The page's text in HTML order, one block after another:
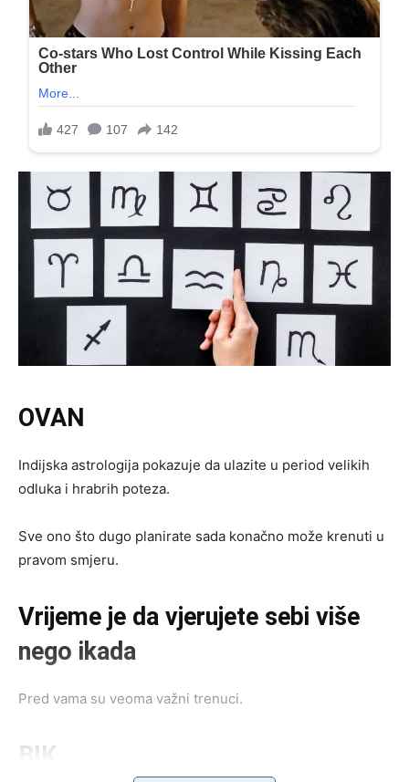
OVAN
Indijska astrologija pokazuje da ulazite u period velikih
odluka i hrabrih poteza.
Sve ono što dugo planirate sada konačno može krenuti u
pravom smjeru.
Vrijeme je da vjerujete sebi više
nego ikada
Pred vama su veoma važni trenuci.
BIK